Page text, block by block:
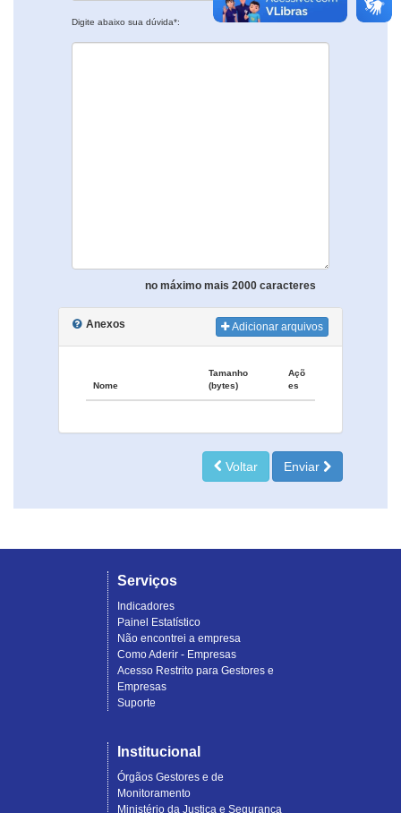
Digite abaixo sua dúvida*:
no máximo mais 2000 caracteres
Anexos Adicionar arquivos
Nome
Tamanho
(bytes)
Açõ
es
Voltar Enviar
Serviços
Indicadores
Painel Estatístico
Não encontrei a empresa
Como Aderir - Empresas
Acesso Restrito para Gestores e
Empresas
Suporte
Institucional
Órgãos Gestores e de
Monitoramento
Ministério da Justiça e Segurança